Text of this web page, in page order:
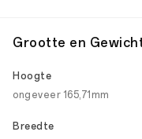
Grootte en
Hoogte
ongeveer 165,71mm
Breedte